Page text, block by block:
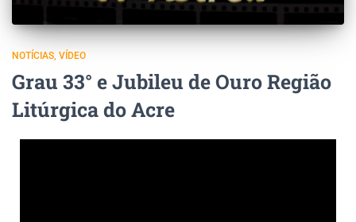
NOTÍCIAS VÍDEO
Grau 33° e Jubileu de Ouro Região
Litúrgica do Acre